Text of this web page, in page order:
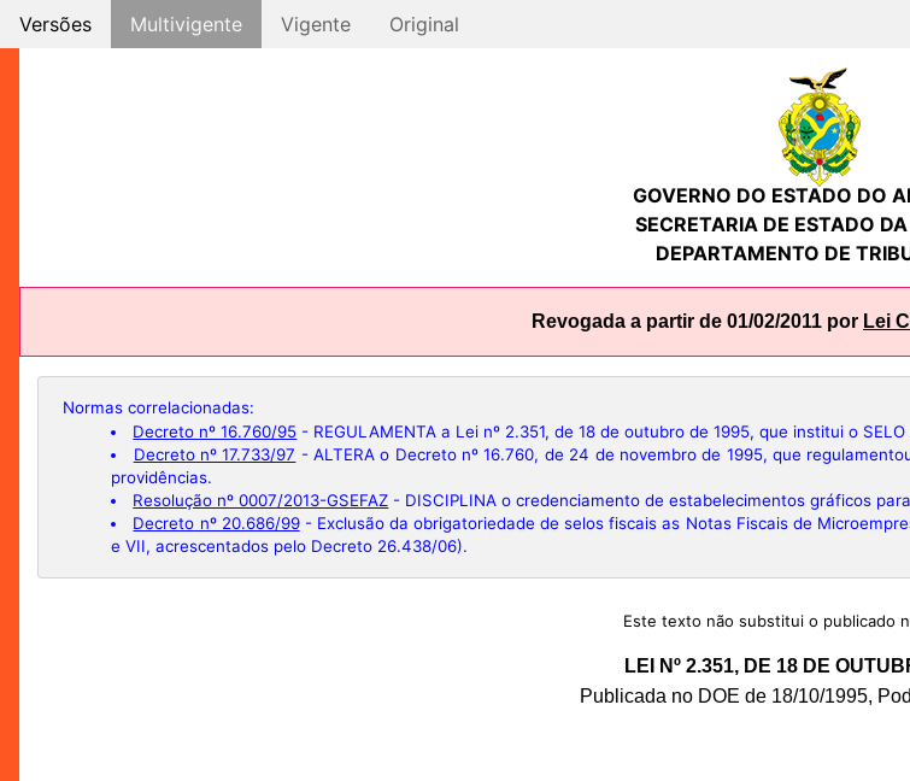
Versões Multivigente Vigente Original
GOVERNO DO ESTADO DO
SECRETARIA DE ESTADO
DEPARTAMENTO DE
Revogada a partir de 01/02/2011 por Lei
Normas correlacionadas:
Decreto nº 16.760/95 - REGULAMENTA a Lei nº 2.351, de 18 de outubro de 1995, que institui o
Decreto nº 17.733/97 - ALTERA o Decreto nº 16.760, de 24 de novembro de 1995, que
providências.
Resolução nº 0007/2013-GSEFAZ - DISCIPLINA o credenciamento de estabelecimentos gráficos
Decreto nº 20.686/99- Exclusão da obrigatoriedade de selos fiscais as Notas Fiscais de
e VII, acrescentados pelo Decreto 26.438/06).
Este texto não substitui o publicado
LEI Nº 2.351, DE 18 DE
Publicada no DOE de 18/10/1995,